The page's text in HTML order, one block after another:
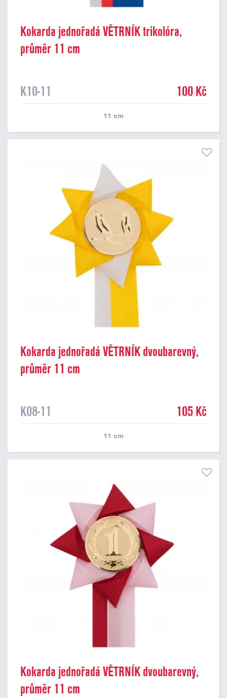
Kokarda jednořadá VĚTRNÍK trikolóra,
průměr 11 cm
K10-11 100 Kč
11 cm
Kokarda jednořadá VĚTRNÍK dvoubarevný,
průměr 11 cm
K08-11 105 Kč
11 cm
Kokarda jednořadá VĚTRNÍK dvoubarevný,
průměr 11 cm